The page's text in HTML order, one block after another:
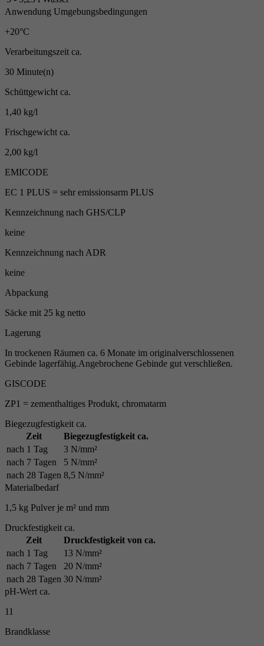
Anwendung Umgebungsbedingungen
+20°C
Verarbeitungszeit ca.
30 Minute(n)
Schüttgewicht ca.
1,40 kg/l
Frischgewicht ca.
2,00 kg/l
EMICODE
EC 1 PLUS = sehr emissionsarm PLUS
Kennzeichnung nach GHS/CLP
keine
Kennzeichnung nach ADR
keine
Abpackung
Säcke mit 25 kg netto
Lagerung
In trockenen Räumen ca. 6 Monate im originalverschlossenen
Gebinde lagerfähig.Angebrochene Gebinde gut verschließen.
GISCODE
ZP1 = zementhaltiges Produkt, chromatarm
Biegezugfestigkeit ca.
Zeit
Biegezugfestigkeit ca.
nach 1 Tag
3 N/mm²
nach 7 Tagen
5 N/mm²
nach 28 Tagen 8,5 N/mm²
Materialbedarf
1,5 kg Pulver je m² und mm
Druckfestigkeit ca.
Zeit
Druckfestigkeit von ca.
nach 1 Tag
13 N/mm²
nach 7 Tagen
20 N/mm²
nach 28 Tagen 30 N/mm²
pH-Wert ca.
11
Brandklasse